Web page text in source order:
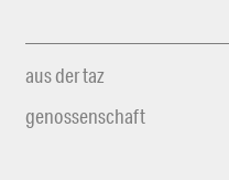
aus der taz
genossenschaft